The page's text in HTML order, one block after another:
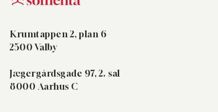
Krumtappen 2, plan 6
2500 Valby
Jægergårdsgade 97, 2. sal
8000 Aarhus C